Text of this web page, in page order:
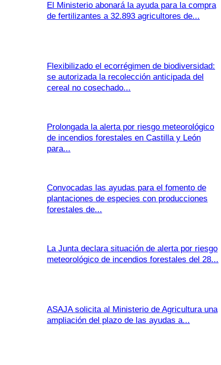
El Ministerio abonará la ayuda para la compra
de fertilizantes a 32.893 agricultores de...
Flexibilizado el ecorrégimen de biodiversidad:
se autorizada la recolección anticipada del
cereal no cosechado...
Prolongada la alerta por riesgo meteorológico
de incendios forestales en Castilla y León
para...
Convocadas las ayudas para el fomento de
plantaciones de especies con producciones
forestales de...
La Junta declara situación de alerta por riesgo
meteorológico de incendios forestales del 28...
ASAJA solicita al Ministerio de Agricultura una
ampliación del plazo de las ayudas a...